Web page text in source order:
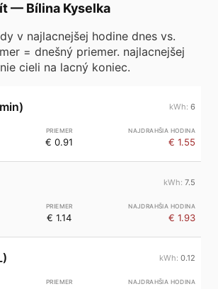
— Bílina Kyselka
v najlacnejšej hodine dnes vs.
= dnešný priemer. najlacnejšej
cieli na lacný koniec.
6
€ 0.91 € 1.55
7.5
€ 1.14 € 1.93
0.12